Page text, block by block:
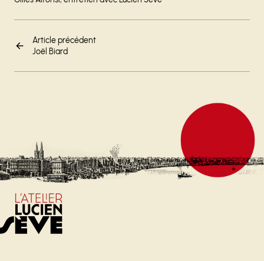
Article précédent
Joël Biard